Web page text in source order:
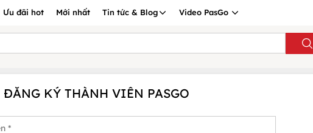
Ưu đãi hot Mới nhất Tin tức & Blog Video PasGo
ĐĂNG KÝ THÀNH VIÊN PASGO